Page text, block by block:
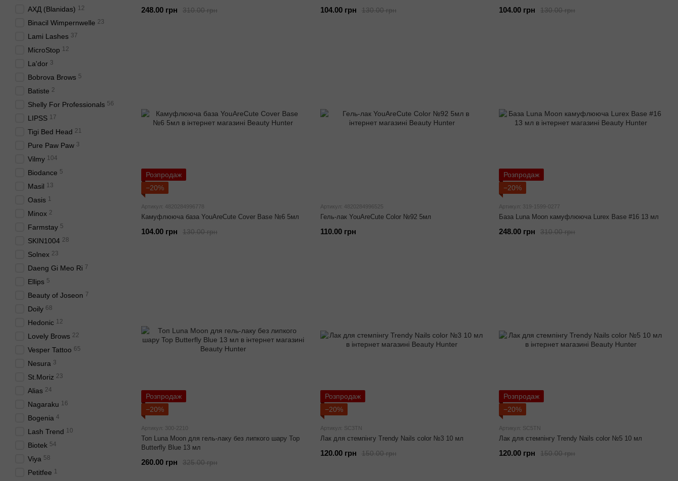
310.00 грн
248.00 грн 130.00 грн
104.00 грн 130.00 грн
104.00 грн
Розпродаж
−20%
Артикул: 4820284996778
Камуфлююча база YouAreCute Cover Base №6 5мл
130.00 грн
104.00 грн
Артикул: 4820284996525
Гель-лак YouAreCute Color №92 5мл
110.00 грн
Розпродаж
−20%
Артикул: 319-1599-0277
База Luna Moon камуфлююча Lurex Base #16 13 мл
310.00 грн
248.00 грн
Розпродаж
−20%
Артикул: 300-2210
Топ Luna Moon для гель-лаку без липкого шару Top
Butterfly Blue 13 мл
325.00 грн
260.00 грн
Розпродаж
−20%
Артикул: SC3TN
Лак для стемпінгу Trendy Nails color №3 10 мл
150.00 грн
120.00 грн
Розпродаж
−20%
Артикул: SC5TN
Лак для стемпінгу Trendy Nails color №5 10 мл
150.00 грн
120.00 грн
АХД (Blanidas) 12
Binacil Wimpernwelle 23
Lami Lashes 37
MicroStop 12
La'dor 3
Bobrova Brows 5
Batiste 2
Shelly For Professionals 56
LIPSS 17
Tigi Bed Head 21
Pure Paw Paw 3
Vilmy 104
Biodance 5
Masil 13
Oasis 1
Minox 2
Farmstay 5
SKIN1004 28
Solnex 23
Daeng Gi Meo Ri 7
Ellips 5
Beauty of Joseon 7
Doily 68
Hedonic 12
Lovely Brows 22
Vesper Tattoo 65
Nesura 3
St.Moriz 23
Alias 24
Nagaraku 16
Bogenia 4
Lash Trend 10
Biotek 54
Viya 58
Petitfee 1